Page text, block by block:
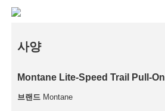
사양
Montane Lite-Speed Trail Pull-On
브랜드 Montane